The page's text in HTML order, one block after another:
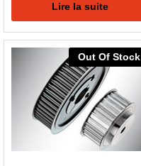
Lire la suite
Out Of Stock